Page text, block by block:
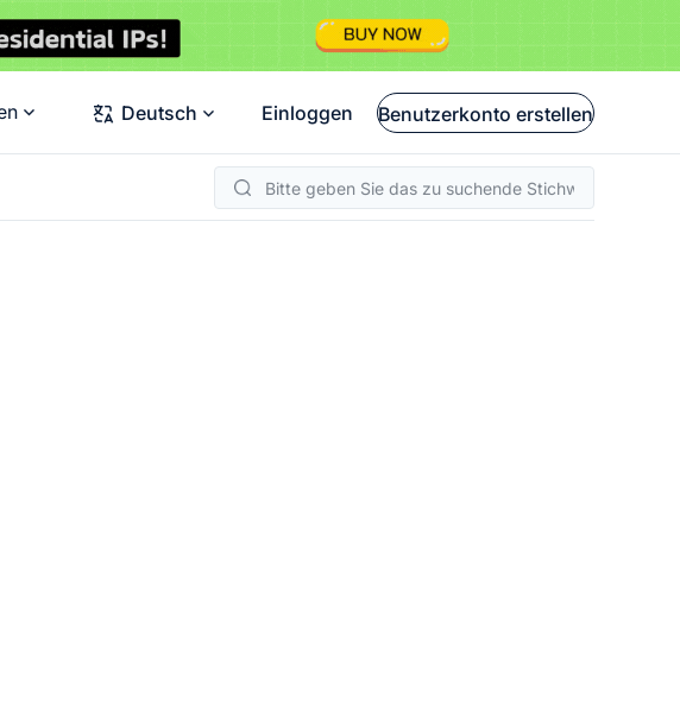
Deutsch Einloggen Benutzerkonto erstellen